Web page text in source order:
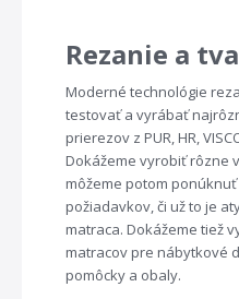
Rezanie a
Moderné technológie
testovať a vyrábať
prierezov z PUR, HR,
Dokážeme vyrobiť rôzne
môžeme potom
požiadavkov, či už to je
matraca. Dokážeme tiež
matracov pre nábytkové
pomôcky a obaly.